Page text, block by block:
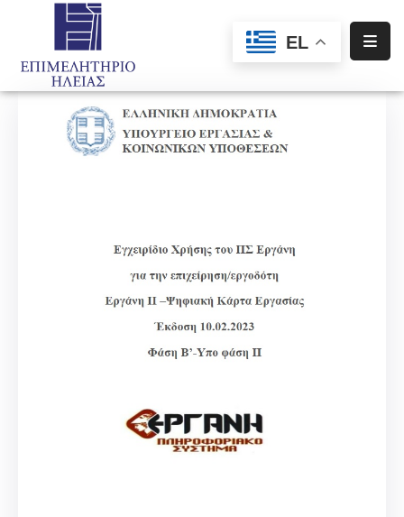
EL
Αρχική
Υπηρεσίες
Ενημέρωση